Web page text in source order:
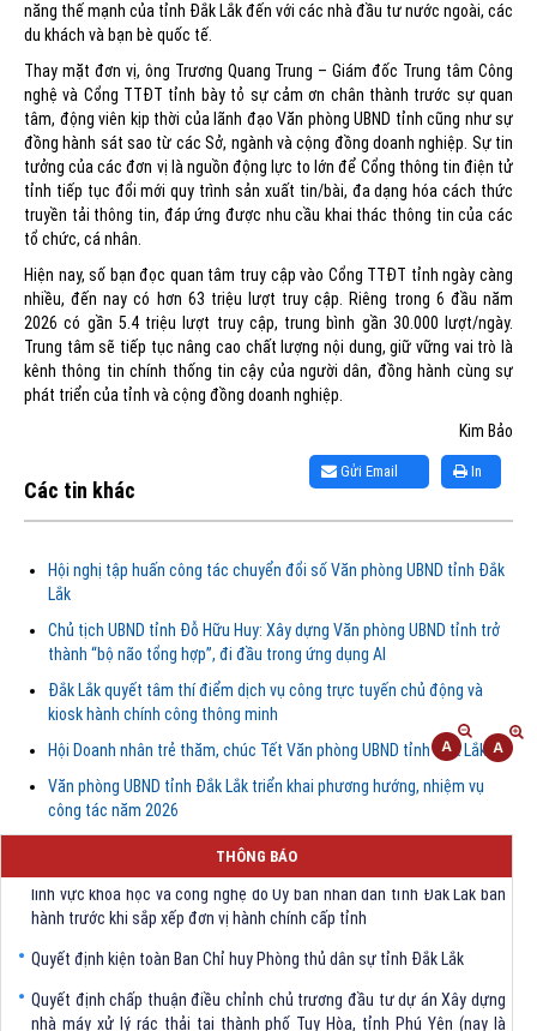
năng thế mạnh của tỉnh Đắk Lắk đến với các nhà đầu tư nước ngoài, các
du khách và bạn bè quốc tế.
Thay mặt đơn vị, ông Trương Quang Trung – Giám đốc Trung tâm Công
nghệ và Cổng TTĐT tỉnh bày tỏ sự cảm ơn chân thành trước sự quan
tâm, động viên kịp thời của lãnh đạo Văn phòng UBND tỉnh cũng như sự
đồng hành sát sao từ các Sở, ngành và cộng đồng doanh nghiệp. Sự tin
tưởng của các đơn vị là nguồn động lực to lớn để Cổng thông tin điện tử
tỉnh tiếp tục đổi mới quy trình sản xuất tin/bài, đa dạng hóa cách thức
truyền tải thông tin, đáp ứng được nhu cầu khai thác thông tin của các
tổ chức, cá nhân.
Hiện nay, số bạn đọc quan tâm truy cập vào Cổng TTĐT tỉnh ngày càng
nhiều, đến nay có hơn 63 triệu lượt truy cập. Riêng trong 6 đầu năm
2026 có gần 5.4 triệu lượt truy cập, trung bình gần 30.000 lượt/ngày.
Trung tâm sẽ tiếp tục nâng cao chất lượng nội dung, giữ vững vai trò là
kênh thông tin chính thống tin cậy của người dân, đồng hành cùng sự
phát triển của tỉnh và cộng đồng doanh nghiệp.
Kim Bảo
In
Gửi Email
Các tin khác
Hội nghị tập huấn công tác chuyển đổi số Văn phòng UBND tỉnh Đắk
Lắk
Chủ tịch UBND tỉnh Đỗ Hữu Huy: Xây dựng Văn phòng UBND tỉnh trở
thành “bộ não tổng hợp”, đi đầu trong ứng dụng AI
Đắk Lắk quyết tâm thí điểm dịch vụ công trực tuyến chủ động và
kiosk hành chính công thông minh
Hội Doanh nhân trẻ thăm, chúc Tết Văn phòng UBND tỉnh Đắk Lắk
Văn phòng UBND tỉnh Đắk Lắk triển khai phương hướng, nhiệm vụ
công tác năm 2026
THÔNG BÁO
Quyết định Về việc bãi bỏ một số văn bảng quy phạm pháp luật trong
lĩnh vực khoa học và công nghệ do Ủy ban nhân dân tỉnh Đắk Lắk ban
hành trước khi sắp xếp đơn vị hành chính cấp tỉnh
nhà máy xử lý rác thải tại thành phố Tuy Hòa, tỉnh Phú Yên (nay là